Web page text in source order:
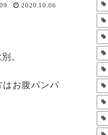
2020.10.06
。
はお腹パンパ